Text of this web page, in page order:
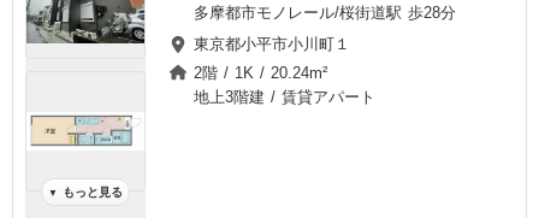
▼ もっと見る
多摩都市モノレール/桜街道駅 歩28分
東京都小平市小川町１
2階 / 1K / 20.24m²
地上3階建 / 賃貸アパート